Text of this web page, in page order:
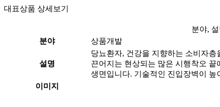
대표상품 상세보기
분야,
분야
상품개발
설명
당뇨환자, 건강을 지향하는 소비자
끈어지는 현상되는 많은 시행착오
생면입니다. 기술적인 진입장벽이
이미지